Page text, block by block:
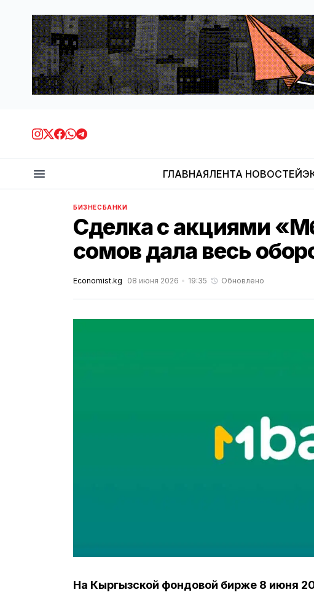
ГЛАВНАЯЛЕНТА НОВОСТЕЙ
БИЗНЕСБАНКИ
Сделка с акциями
сомов дала весь
Economist.kg 08 июня 2026 19:35 Обновлено
На Кыргызской фондовой бирже 8 июня